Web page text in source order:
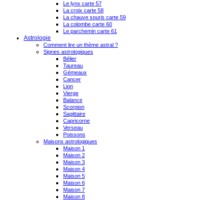
Le lynx carte 57
La croix carte 58
La chauve souris carte 59
La colombe carte 60
Le parchemin carte 61
Astrologie
Comment lire un thème astral ?
Signes astrologiques
Bélier
Taureau
Gémeaux
Cancer
Lion
Vierge
Balance
Scorpion
Sagittaire
Capricorne
Verseau
Poissons
Maisons astrologiques
Maison 1
Maison 2
Maison 3
Maison 4
Maison 5
Maison 6
Maison 7
Maison 8